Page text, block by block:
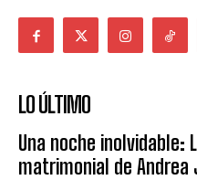
LO ÚLTIMO
Una noche inolvidable:
matrimonial de